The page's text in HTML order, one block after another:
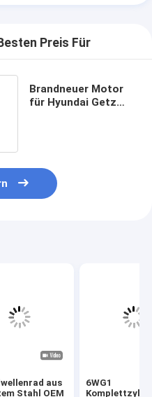
Preis Für
Brandneuer Motor
für Hyundai Getz
aus
Stahl OEM
6WG1